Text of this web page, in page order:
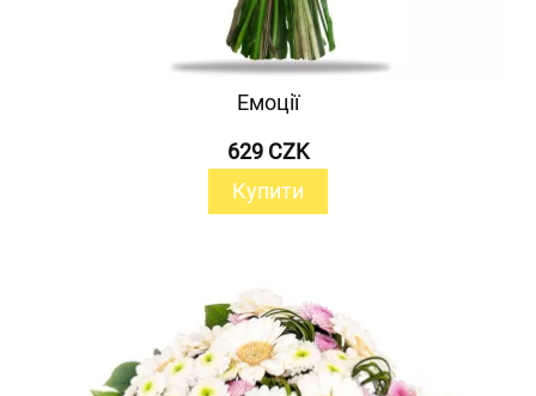
Емоції
629 CZK
Купити